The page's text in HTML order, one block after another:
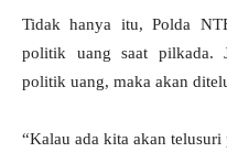
Tidak hanya itu, Polda
politik uang saat pilkada.
politik uang, maka akan
“Kalau ada kita akan